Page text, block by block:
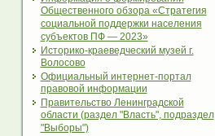
Общественного обзора «Стратегия
социальной поддержки населения
субъектов ПФ — 2023»
Историко-краеведческий музей г.
Волосово
Официальный интернет-портал
правовой информации
Правительство Ленинградской
области (раздел "Власть", подраздел
"Выборы")